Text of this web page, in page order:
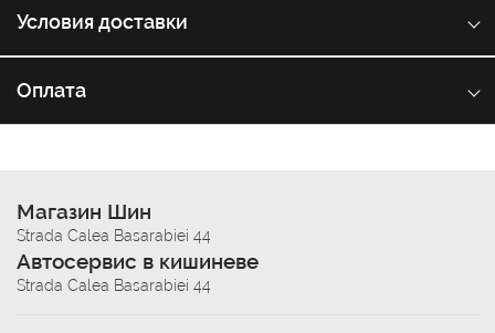
Условия доставки
Оплата
Магазин Шин
Strada Calea Basarabiei 44
Автосервис в кишиневе
Strada Calea Basarabiei 44